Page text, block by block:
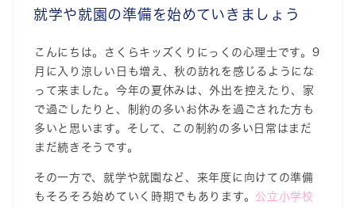
就学や就園の準備を始めていきましょう
こんにちは。さくらキッズくりにっくの心理士です。9
月に入り涼しい日も増え、秋の訪れを感じるようにな
って来ました。今年の夏休みは、外出を控えたり、家
で過ごしたりと、制約の多いお休みを過ごされた方も
多いと思います。そして、この制約の多い日常はまだ
まだ続きそうです。
その一方で、就学や就園など、来年度に向けての準備
もそろそろ始めていく時期でもあります。公立小学校